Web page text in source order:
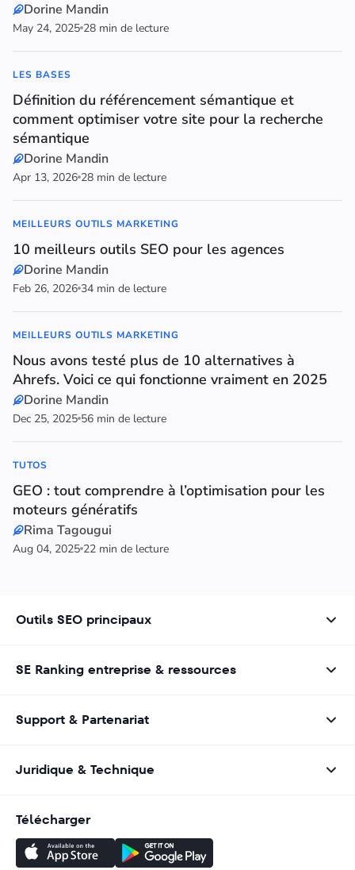
Dorine Mandin
May 24, 2025 28 min de lecture
LES BASES
Définition du référencement sémantique et
comment optimiser votre site pour la recherche
sémantique
Dorine Mandin
Apr 13, 2026 28 min de lecture
MEILLEURS OUTILS MARKETING
10 meilleurs outils SEO pour les agences
Dorine Mandin
Feb 26, 2026 34 min de lecture
MEILLEURS OUTILS MARKETING
Nous avons testé plus de 10 alternatives à
Ahrefs. Voici ce qui fonctionne vraiment en 2025
Dorine Mandin
Dec 25, 2025 56 min de lecture
TUTOS
GEO : tout comprendre à l’optimisation pour les
moteurs génératifs
Rima Tagougui
Aug 04, 2025 22 min de lecture
Outils SEO principaux
SE Ranking entreprise & ressources
Support & Partenariat
Juridique & Technique
Télécharger